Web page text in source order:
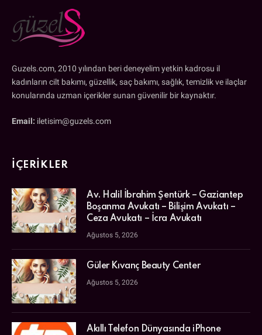
Guzels.com, 2010 yılından beri deneyelim yetkin kadrosu il
kadınların cilt bakımı, güzellik, saç bakımı, sağlık, temizlik ve ilaçlar
konularında uzman içerikler sunan güvenilir bir kaynaktır.
Email: iletisim@guzels.com
İÇERIKLER
Av. Halil İbrahim Şentürk – Gaziantep
Boşanma Avukatı – Bilişim Avukatı –
Ceza Avukatı – İcra Avukatı
Ağustos 5, 2026
Güler Kıvanç Beauty Center
Ağustos 5, 2026
Akıllı Telefon Dünyasında iPhone